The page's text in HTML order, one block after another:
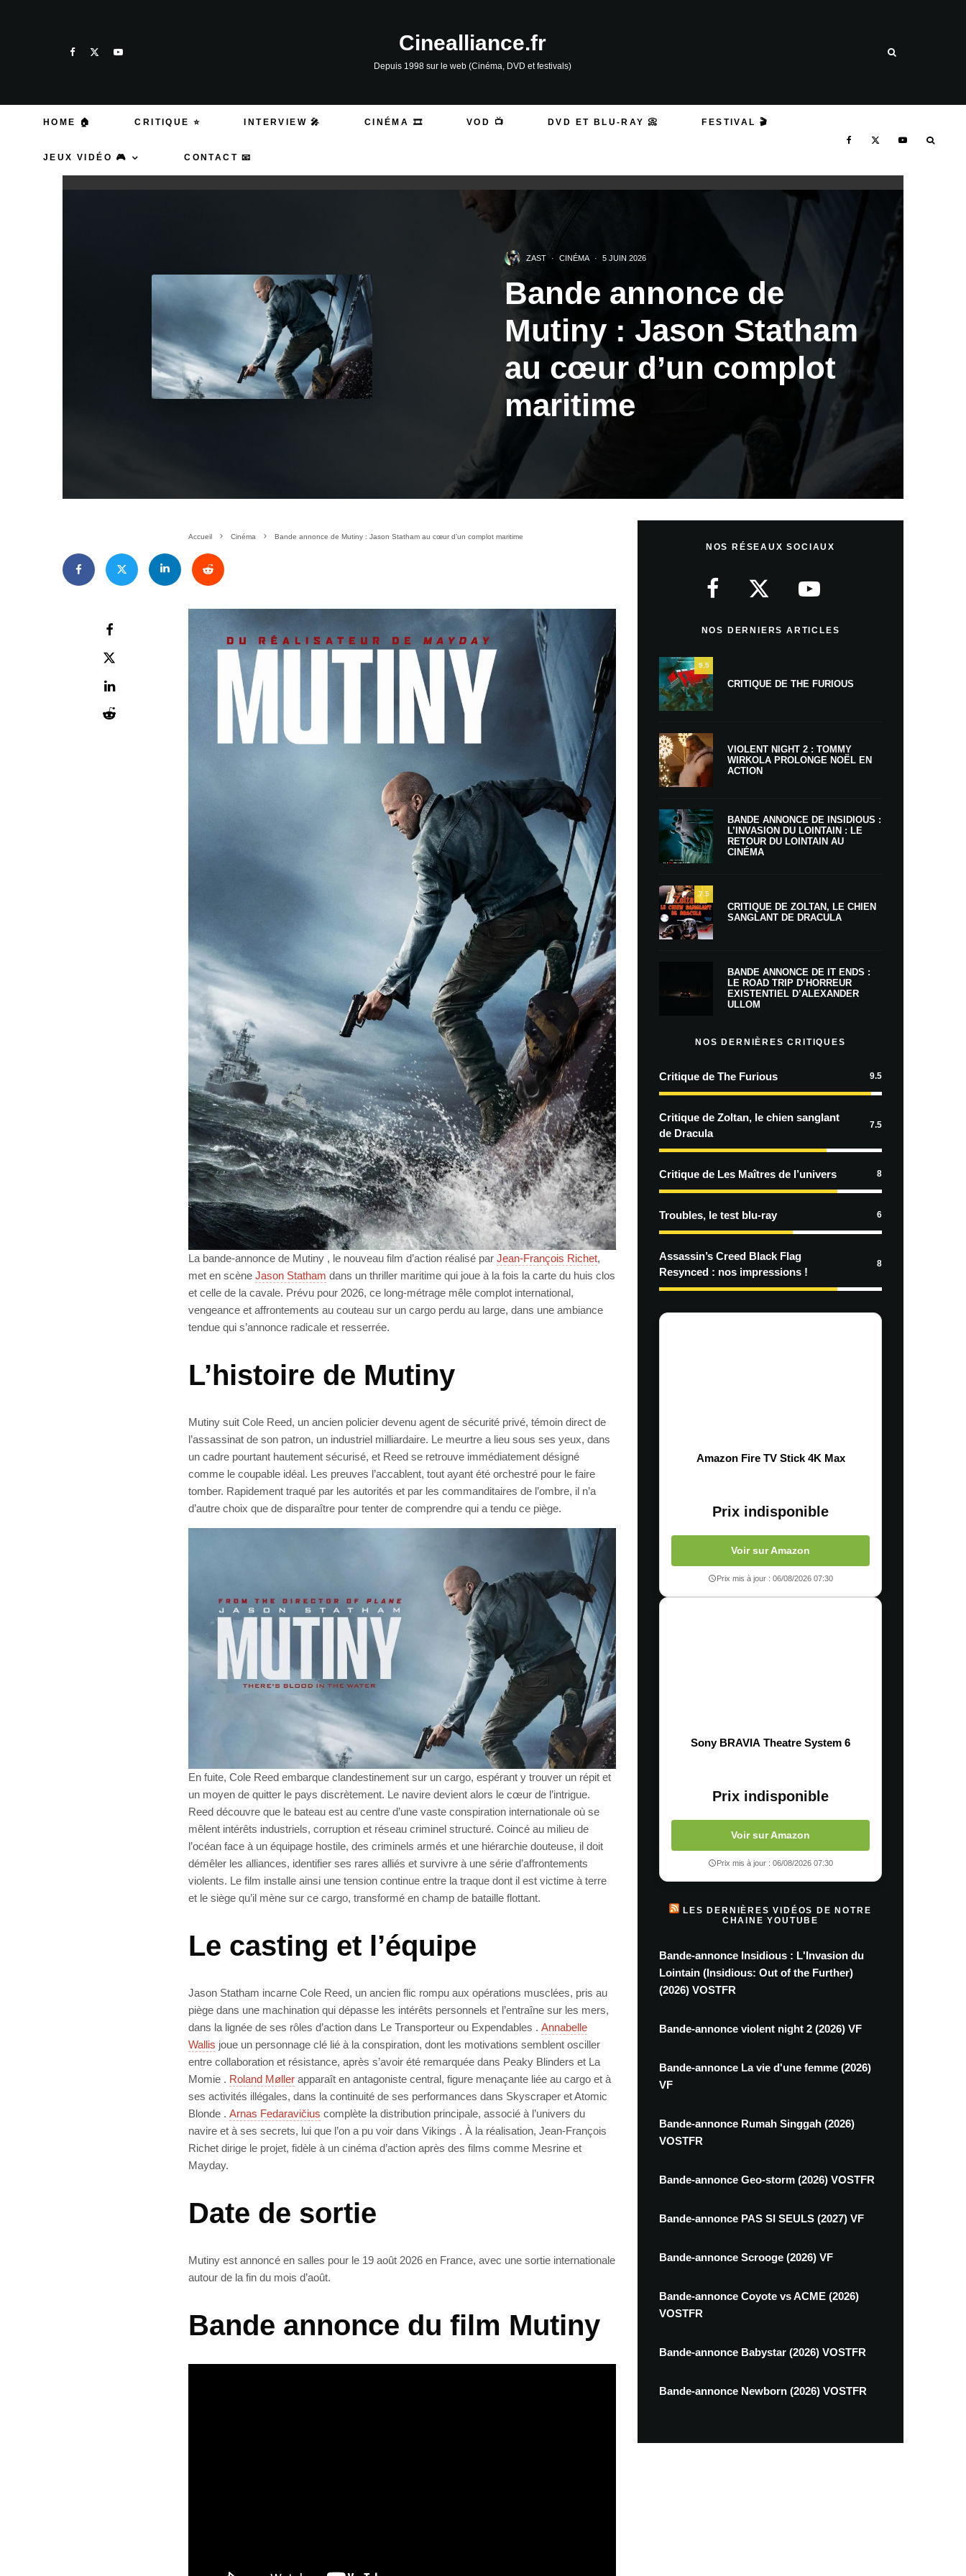
Cinealliance.fr
Depuis 1998 sur le web (Cinéma, DVD et festivals)
HOME 🏠 CRITIQUE ⭐ INTERVIEW 🎤 CINÉMA 🎞️ VOD 📺 DVD ET BLU-RAY 📀 FESTIVAL 🎬
JEUX VIDÉO 🎮 CONTACT 📧
ZAST · CINÉMA · 5 JUIN 2026
Bande annonce de
Mutiny : Jason Statham
au cœur d’un complot
maritime
Accueil Cinéma Bande annonce de Mutiny : Jason Statham au cœur d’un complot maritime
La bande-annonce de Mutiny , le nouveau film d’action réalisé par Jean-François Richet,
met en scène Jason Statham dans un thriller maritime qui joue à la fois la carte du huis clos
et celle de la cavale. Prévu pour 2026, ce long-métrage mêle complot international,
vengeance et affrontements au couteau sur un cargo perdu au large, dans une ambiance
tendue qui s’annonce radicale et resserrée.
L’histoire de Mutiny
Mutiny suit Cole Reed, un ancien policier devenu agent de sécurité privé, témoin direct de
l’assassinat de son patron, un industriel milliardaire. Le meurtre a lieu sous ses yeux, dans
un cadre pourtant hautement sécurisé, et Reed se retrouve immédiatement désigné
comme le coupable idéal. Les preuves l’accablent, tout ayant été orchestré pour le faire
tomber. Rapidement traqué par les autorités et par les commanditaires de l’ombre, il n’a
d’autre choix que de disparaître pour tenter de comprendre qui a tendu ce piège.
En fuite, Cole Reed embarque clandestinement sur un cargo, espérant y trouver un répit et
un moyen de quitter le pays discrètement. Le navire devient alors le cœur de l’intrigue.
Reed découvre que le bateau est au centre d’une vaste conspiration internationale où se
mêlent intérêts industriels, corruption et réseau criminel structuré. Coincé au milieu de
l’océan face à un équipage hostile, des criminels armés et une hiérarchie douteuse, il doit
démêler les alliances, identifier ses rares alliés et survivre à une série d’affrontements
violents. Le film installe ainsi une tension continue entre la traque dont il est victime à terre
et le siège qu’il mène sur ce cargo, transformé en champ de bataille flottant.
Le casting et l’équipe
Jason Statham incarne Cole Reed, un ancien flic rompu aux opérations musclées, pris au
piège dans une machination qui dépasse les intérêts personnels et l’entraîne sur les mers,
dans la lignée de ses rôles d’action dans Le Transporteur ou Expendables . Annabelle
Wallis joue un personnage clé lié à la conspiration, dont les motivations semblent osciller
entre collaboration et résistance, après s’avoir été remarquée dans Peaky Blinders et La
Momie . Roland Møller apparaît en antagoniste central, figure menaçante liée au cargo et à
ses activités illégales, dans la continuité de ses performances dans Skyscraper et Atomic
Blonde . Arnas Fedaravičius complète la distribution principale, associé à l’univers du
navire et à ses secrets, lui que l’on a pu voir dans Vikings . À la réalisation, Jean-François
Richet dirige le projet, fidèle à un cinéma d’action après des films comme Mesrine et
Mayday.
Date de sortie
Mutiny est annoncé en salles pour le 19 août 2026 en France, avec une sortie internationale
autour de la fin du mois d’août.
Bande annonce du film Mutiny
NOS RÉSEAUX SOCIAUX
NOS DERNIERS ARTICLES
9.5
CRITIQUE DE THE FURIOUS
VIOLENT NIGHT 2 : TOMMY
WIRKOLA PROLONGE NOËL EN
ACTION
BANDE ANNONCE DE INSIDIOUS :
L’INVASION DU LOINTAIN : LE
RETOUR DU LOINTAIN AU
CINÉMA
7.5
CRITIQUE DE ZOLTAN, LE CHIEN
SANGLANT DE DRACULA
BANDE ANNONCE DE IT ENDS :
LE ROAD TRIP D’HORREUR
EXISTENTIEL D’ALEXANDER
ULLOM
NOS DERNIÈRES CRITIQUES
Critique de The Furious 9.5
Critique de Zoltan, le chien sanglant
de Dracula
7.5
Critique de Les Maîtres de l’univers 8
Troubles, le test blu-ray 6
Assassin’s Creed Black Flag
Resynced : nos impressions !
8
Amazon Fire TV Stick 4K Max
Prix indisponible
Voir sur Amazon
Prix mis à jour : 06/08/2026 07:30
Sony BRAVIA Theatre System 6
Prix indisponible
Voir sur Amazon
Prix mis à jour : 06/08/2026 07:30
LES DERNIÈRES VIDÉOS DE NOTRE
CHAINE YOUTUBE
Bande-annonce Insidious : L'Invasion du
Lointain (Insidious: Out of the Further)
(2026) VOSTFR
Bande-annonce violent night 2 (2026) VF
Bande-annonce La vie d'une femme (2026)
VF
Bande-annonce Rumah Singgah (2026)
VOSTFR
Bande-annonce Geo-storm (2026) VOSTFR
Bande-annonce PAS SI SEULS (2027) VF
Bande-annonce Scrooge (2026) VF
Bande-annonce Coyote vs ACME (2026)
VOSTFR
Bande-annonce Babystar (2026) VOSTFR
Bande-annonce Newborn (2026) VOSTFR